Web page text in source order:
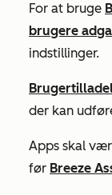
For at bruge
brugere
indstillinger.
der kan
Apps skal
før Breeze